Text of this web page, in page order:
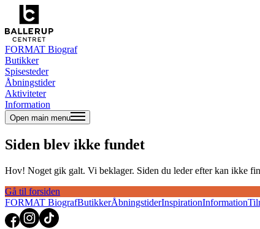
FORMAT Biograf
Butikker
Spisesteder
Åbningstider
Aktiviteter
Information
Open main menu
Siden blev ikke fundet
Hov! Noget gik galt. Vi beklager. Siden du leder efter kan ikke
Gå til forsiden
FORMAT BiografButikkerÅbningstiderInspirationInformation